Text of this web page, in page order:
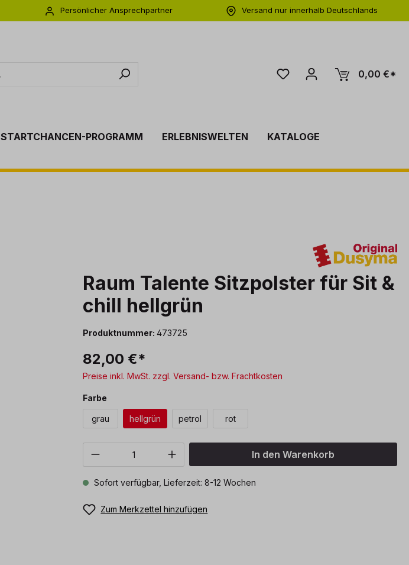
Persönlicher Ansprechpartner
Versand nur innerhalb Deutschlands
0,00 €*
STARTCHANCEN-PROGRAMM ERLEBNISWELTEN
KATALOGE
Raum Talente Sitzpolster für Sit &
chill hellgrün
Produktnummer:473725
82,00 €*
Preise inkl. MwSt. zzgl. Versand- bzw. Frachtkosten
Farbe
grau hellgrün petrol rot
Produkt Anzahl: Gib den gewünschten Wert
In den Warenkorb
Sofort verfügbar, Lieferzeit: 8-12 Wochen
Zum Merkzettel hinzufügen